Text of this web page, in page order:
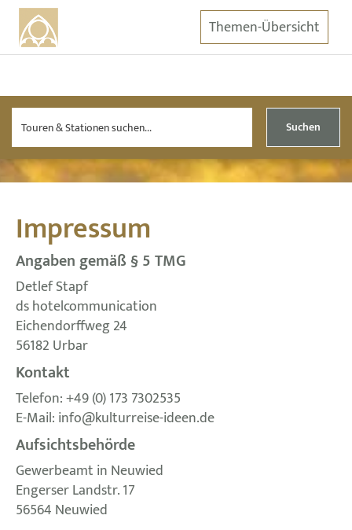
Themen-Übersicht
Suchen
Impressum
Angaben gemäß § 5 TMG
Detlef Stapf
ds hotelcommunication
Eichendorffweg 24
56182 Urbar
Kontakt
Telefon: +49 (0) 173 7302535
E-Mail: info@kulturreise-ideen.de
Aufsichtsbehörde
Gewerbeamt in Neuwied
Engerser Landstr. 17
56564 Neuwied